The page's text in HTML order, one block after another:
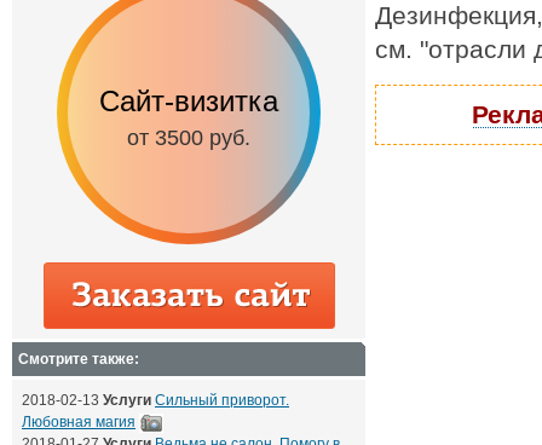
см. "отрасли
Сайт-визитка
от 3500 руб.
Сайт с
от 6500 руб.
Смотрите также:
2018-02-13 Услуги Сильный приворот.
Любовная магия